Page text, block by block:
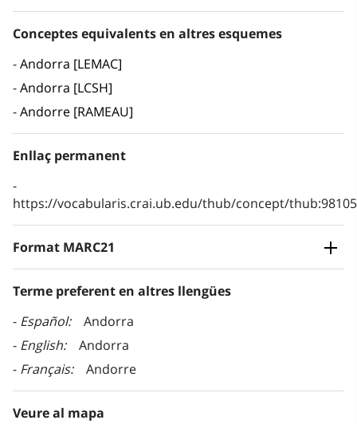
Conceptes equivalents en altres esquemes
Andorra [LEMAC]
Andorra [LCSH]
Andorre [RAMEAU]
Enllaç permanent
https://vocabularis.crai.ub.edu/thub/concept/
Format MARC21
Terme preferent en altres llengües
Español
Andorra
English
Andorra
Français
Andorre
Veure al mapa